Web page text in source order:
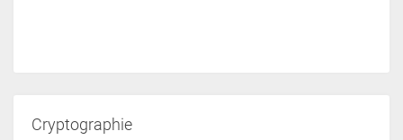
Cryptographie